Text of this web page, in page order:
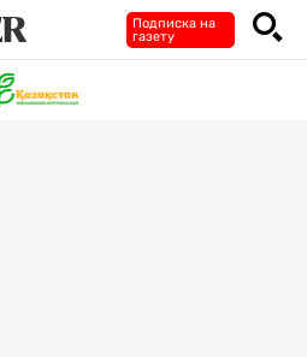
Подписка на
газету